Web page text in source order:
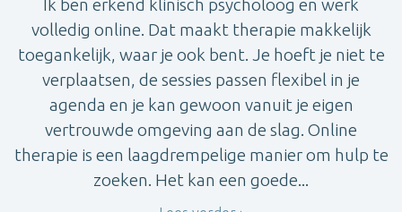
Ik ben erkend klinisch psycholoog en werk
volledig online. Dat maakt therapie makkelijk
toegankelijk, waar je ook bent. Je hoeft je niet te
verplaatsen, de sessies passen flexibel in je
agenda en je kan gewoon vanuit je eigen
vertrouwde omgeving aan de slag. Online
therapie is een laagdrempelige manier om hulp te
zoeken. Het kan een goede...